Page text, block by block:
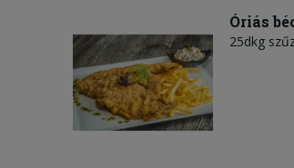
Óriás
25dkg